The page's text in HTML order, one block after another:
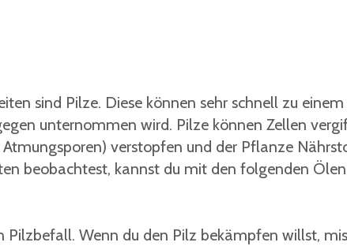
sind Pilze. Diese können sehr schnell zu einem
unternommen wird. Pilze können Zellen
verstopfen und der Pflanze
beobachtest, kannst du mit den folgenden Ölen
Pilzbefall. Wenn du den Pilz bekämpfen willst,